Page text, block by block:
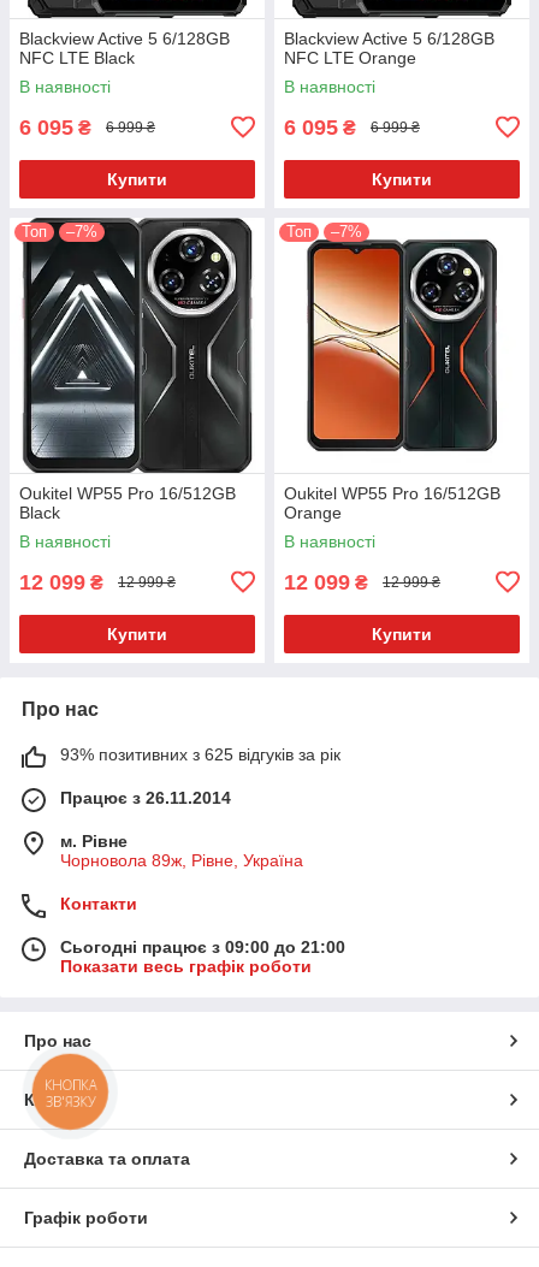
Blackview Active 5 6/128GB
NFC LTE Black
В наявності
6 095 ₴ 6 999 ₴
Купити
Blackview Active 5 6/128GB
NFC LTE Orange
В наявності
6 095 ₴ 6 999 ₴
Купити
Топ –7%
Oukitel WP55 Pro 16/512GB
Black
В наявності
12 099 ₴ 12 999 ₴
Купити
Топ –7%
Oukitel WP55 Pro 16/512GB
Orange
В наявності
12 099 ₴ 12 999 ₴
Купити
Про нас
93% позитивних з 625 відгуків за рік
Працює з 26.11.2014
м. Рівне
Чорновола 89ж, Рівне, Україна
Контакти
Сьогодні працює з 09:00 до 21:00
Показати весь графік роботи
Про нас
Контакти
Доставка та оплата
Графік роботи
КНОПКА
ЗВ'ЯЗКУ